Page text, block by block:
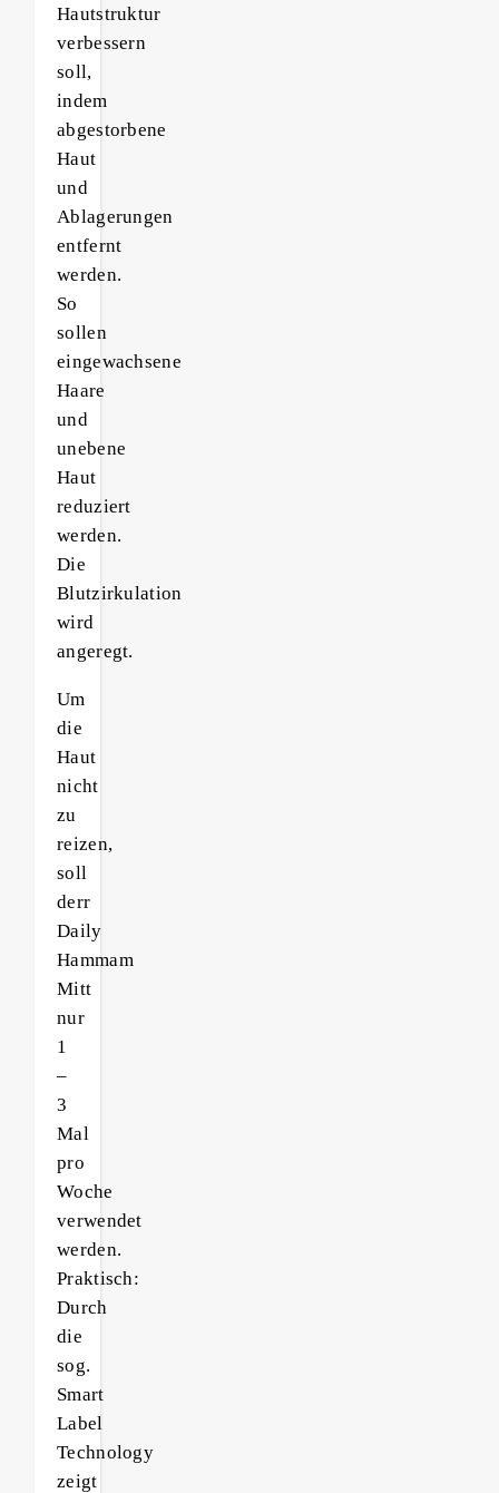
Hautstruktur
verbessern
soll,
indem
abgestorbene
Haut
und
Ablagerungen
entfernt
werden.
So
sollen
eingewachsene
Haare
und
unebene
Haut
reduziert
werden.
Die
Blutzirkulation
wird
angeregt.
Um
die
Haut
nicht
zu
reizen,
soll
derr
Daily
Hammam
Mitt
nur
1
–
3
Mal
pro
Woche
verwendet
werden.
Praktisch:
Durch
die
sog.
Smart
Label
Technology
zeigt